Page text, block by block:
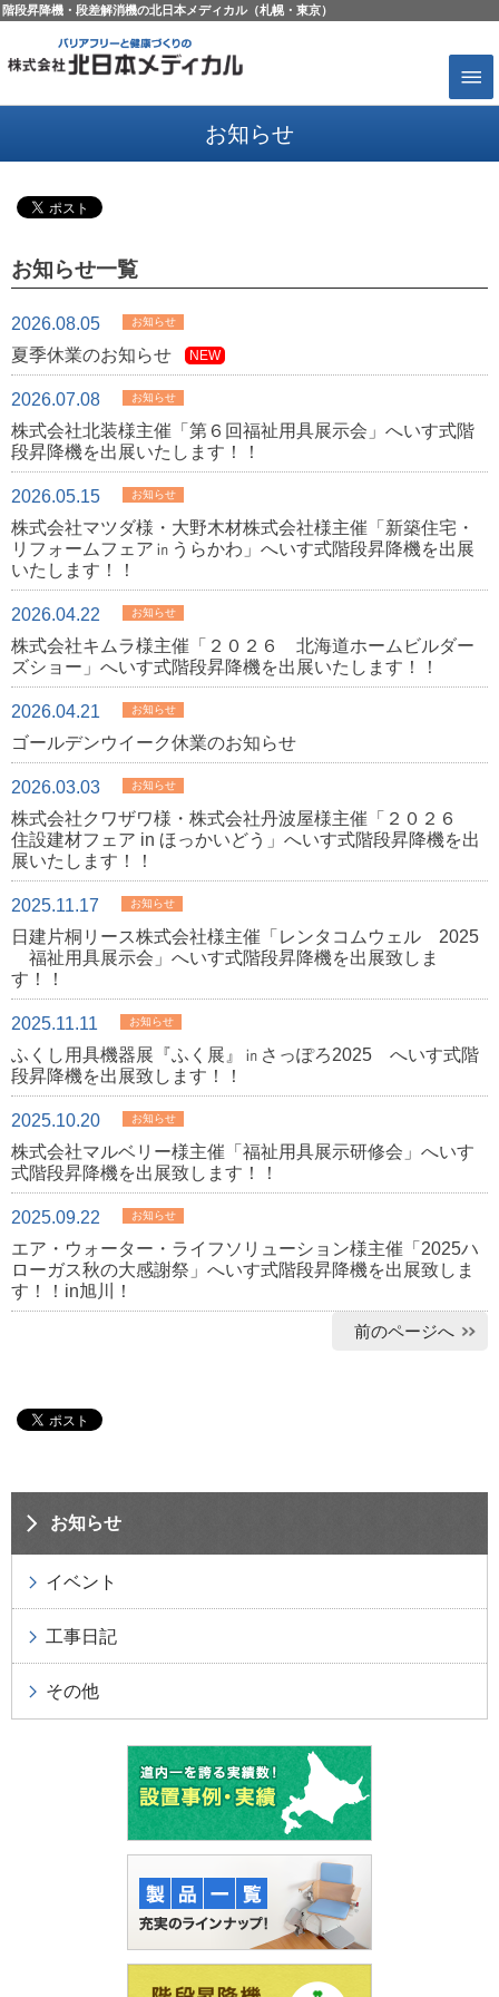
階段昇降機・段差解消機の北日本メディカル（札幌・東京）
お知らせ
お知らせ一覧
2026.08.05 お知らせ
夏季休業のお知らせ NEW
2026.07.08 お知らせ
株式会社北装様主催「第６回福祉用具展示会」へいす式階
段昇降機を出展いたします！！
2026.05.15 お知らせ
株式会社マツダ様・大野木材株式会社様主催「新築住宅・
リフォームフェア㏌うらかわ」へいす式階段昇降機を出展
いたします！！
2026.04.22 お知らせ
株式会社キムラ様主催「２０２６ 北海道ホームビルダー
ズショー」へいす式階段昇降機を出展いたします！！
2026.04.21 お知らせ
ゴールデンウイーク休業のお知らせ
2026.03.03 お知らせ
株式会社クワザワ様・株式会社丹波屋様主催「２０２６
住設建材フェア in ほっかいどう」へいす式階段昇降機を出
展いたします！！
2025.11.17 お知らせ
日建片桐リース株式会社様主催「レンタコムウェル 2025
福祉用具展示会」へいす式階段昇降機を出展致しま
す！！
2025.11.11 お知らせ
ふくし用具機器展『ふく展』㏌さっぽろ2025 へいす式階
段昇降機を出展致します！！
2025.10.20 お知らせ
株式会社マルベリー様主催「福祉用具展示研修会」へいす
式階段昇降機を出展致します！！
2025.09.22 お知らせ
エア・ウォーター・ライフソリューション様主催「2025ハ
ローガス秋の大感謝祭」へいす式階段昇降機を出展致しま
す！！in旭川！
前のページへ
お知らせ
イベント
工事日記
その他